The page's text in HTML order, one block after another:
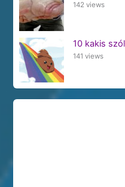
142 views
10 kakis
141 views